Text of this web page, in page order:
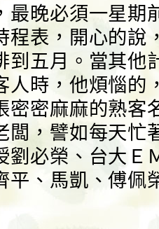
最晚必須一星
程表，開心的說
到五月。當其他
人時，他煩惱的
密密麻麻的熟客
闆，譬如每天忙
劉必榮、台大Ｅ
平、馬凱、傅佩